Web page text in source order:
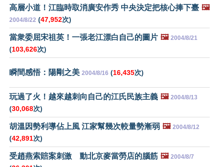
高層小道！江臨時取消廣安作秀 中央決定把核心捧下臺 🖼️
2004/8/22 (47,952次)
當衆委屈宋祖英！一張老江漂白自己的圖片 🖼️ 2004/8/21
(103,626次)
瞬間感悟：陽剛之美 2004/8/16 (16,435次)
玩過了火！越來越刺向自己的江氏民族主義 🖼️ 2004/8/13
(30,068次)
胡溫因勢利導佔上風 江家幫幾次較量勢漸弱 🖼️ 2004/8/12
(42,891次)
受趙燕索賠案刺激 動北京麥當勞店的腦筋 🖼️ 2004/8/7